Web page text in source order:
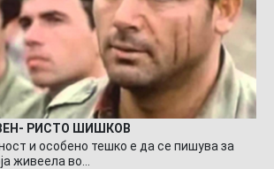
РИСТО ШИШКОВ
и особено тешко е да се пишува за
живеела во…